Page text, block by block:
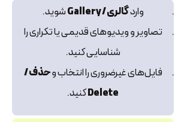
واردگالری / Gallery
شوید.
تصاویر و ویدیوهای قدیمی یا تکراری را
شناسایی کنید.
فایل‌های غیرضروری را انتخاب وحذف /
Deleteکنید.